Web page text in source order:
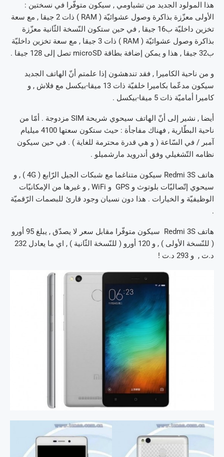
هذا المولود الجديد من تشياومي , سيكون متوفّرا في نسختين :
الأولى معزّزة بذاكرة وصول عشوائيّة ( RAM ) ذات 2 جيقا , مع سعة
تخزين داخليّة ب16 جيقا , في حين ستكون النّسخة الثّانية معزّزة
بذاكرة وصول عشوائيّة ( RAM ) ذات 3 جيقا , مع سعة تخزين داخليّة
ب32 جيقا , هذا و يمكن إضافة بطاقة microSD تصل إلى 128 جيقا .
و من ناحية الكاميرا , فقد تندهشون إذا علمتم أنّ الهاتف الجديد
سيكون مدعّما بكاميرا خلفيّة ذات 13 ميقا-بيكسل مع فلاش , و
كاميرا أماميّة ذات 5 ميقا-بيكسل .
أيضا , نشير إلى أنّ الهاتف سيحوي شريحة SIM مزدوجة . أمّا من
ناحية البطّارية , فهناك مفاجأة : حيث ستكون سعتها 4100 ميليام
آمبر / في السّاعة ( و هي قدرة محترمة للغاية ) . في حين سيكون
نظامه التّشغيلي وفق أندرويد مارشميلو .
هاتف Redmi 3S سيكون متناغما مع شبكات الجيل الرّابع ( 4G ) , و
سيحوي إتّصاليّات بلوتوث و GPS و WiFi , و غيرها من الإمكانيّات
الوظيفيّة و الخيارات . هذا دون نسيان وجود قارئ للبصمات الرّقميّة
.
هاتف Redmi 3S سيكون متوفّرا مقابل سعر لا يصدّق , يبلغ 95 أورو
( للنّسخة الأولى ) , و 120 أورو ( للنّسخة الثّانية ) , اي ما يعادل 232
د.ت , و 293 د.ت !